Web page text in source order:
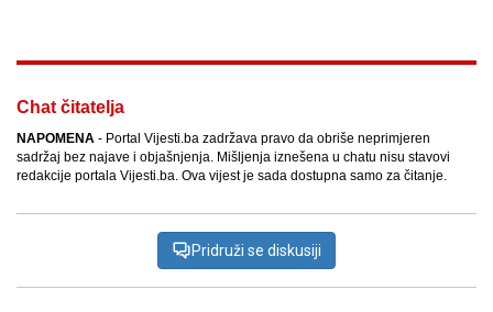
Chat čitatelja
NAPOMENA - Portal Vijesti.ba zadržava pravo da obriše neprimjeren
sadržaj bez najave i objašnjenja. Mišljenja iznešena u chatu nisu stavovi
redakcije portala Vijesti.ba. Ova vijest je sada dostupna samo za čitanje.
Pridruži se diskusiji